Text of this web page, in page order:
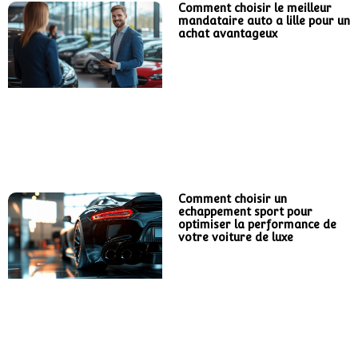
Comment choisir le meilleur
mandataire auto a lille pour un
achat avantageux
Comment choisir un
echappement sport pour
optimiser la performance de
votre voiture de luxe